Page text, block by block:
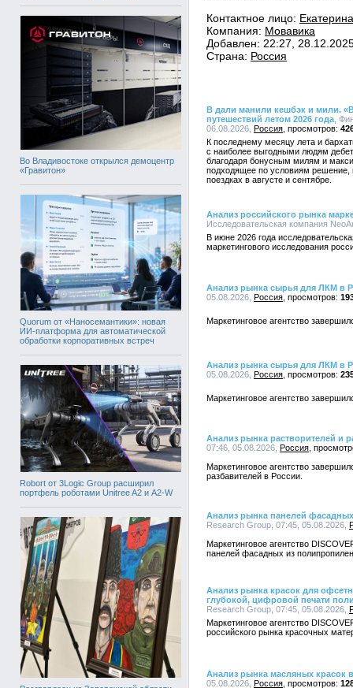
Во Владивостоке открылся демоцентр
«Гравитон»
Quorum от «Наносемантики»: новая
ИИ-платформа для автоматической
обработки корпоративных встреч
Robort от 3Logic Group расширил
портфель роботами Unitree A2 и A2-W
Контактное лицо: Екатерина
Компания: Мовавика
Добавлен: 22:27,
Страна: Россия
В дали манили кешбэк и мили.
путешествий летом 2026 года ,
06.08.2026, Россия
К последнему месяцу лета и
с наиболее выгодными людям
благодаря бонусным милям и
подходящее по условиям решение,
поездках в августе и сентябре.
Анализ российского рынка
Исследовательская компания
В июне 2026 года
маркетингового исследования
Анализ рынка сырья для ЛКМ в
05.08.2026, Россия
Маркетинговое агентство
Анализ рынка сырья для ЛКМ в
05.08.2026, Россия
Маркетинговое агентство
Анализ рынка растворителей и
07:46, 05.08.2026, Россия
Маркетинговое агентство
разбавителей в России.
Анализ рынка панелей
Research Group, 07:45, 05.08.2026,
Маркетинговое агентство
панелей фасадных из
Анализ рынка красок для
глубокой, цифровой печати
Research Group, 07:45, 05.08.2026,
Маркетинговое агентство
российского рынка красочных
Анализ рынка масляных красок
05.08.2026, Россия